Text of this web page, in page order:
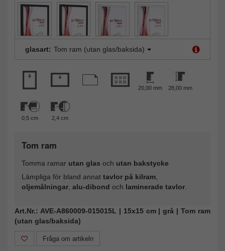
glasart: Tom ram (utan glas/baksida)
20,00 mm 28,00 mm
0,5 cm 2,4 cm
Tom ram
Tomma ramar utan glas och utan bakstycke
Lämpliga för bland annat tavlor på kilram
oljemålningar alu-dibond och laminerade tavlor
Art.Nr.: AVE-A860009-015015L | 15x15 cm | grå | Tom ram
(utan glas/baksida)
Fråga om artikeln